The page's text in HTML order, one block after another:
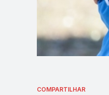
COMPARTILHAR